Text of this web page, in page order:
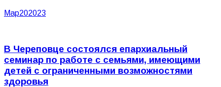
Мар202023
В Череповце состоялся епархиальный
семинар по работе с семьями, имеющими
детей с ограниченными возможностями
здоровья